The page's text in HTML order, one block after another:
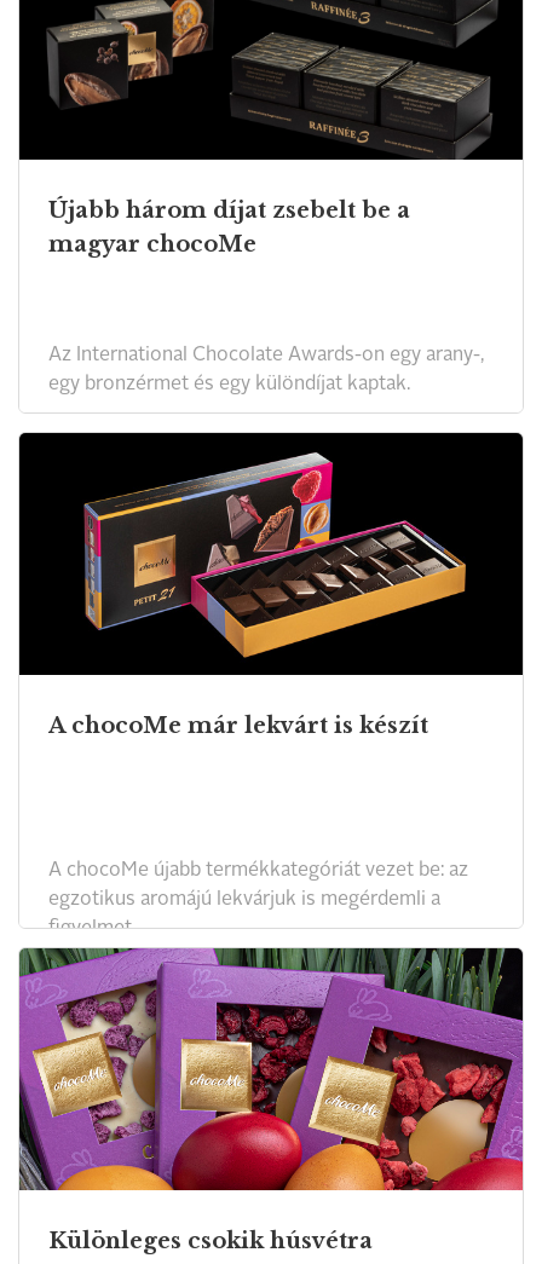
Újabb három díjat zsebelt be a
magyar chocoMe
Az International Chocolate Awards-on egy arany-,
egy bronzérmet és egy különdíjat kaptak.
A chocoMe már lekvárt is készít
A chocoMe újabb termékkategóriát vezet be: az
egzotikus aromájú lekvárjuk is megérdemli a
figyelmet.
Különleges csokik húsvétra